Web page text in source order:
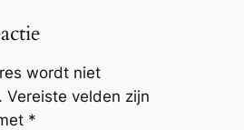
wordt niet
Vereiste velden zijn
*